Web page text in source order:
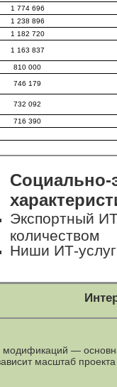
1 774 696
1 238 896
1 182 720
1 163 837
810 000
746 179
732 092
716 390
Социально-
Экспортный
количеством
Ниши ИТ-
—
масштаб проекта